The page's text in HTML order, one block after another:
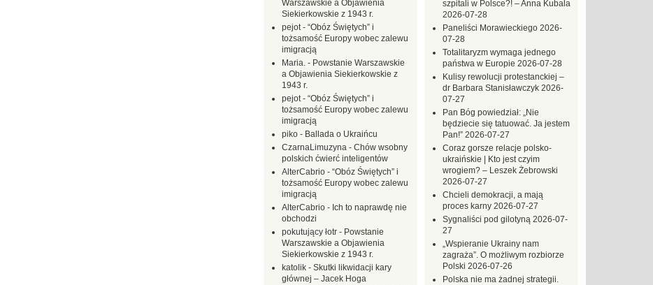
szpitali w Polsce?! – Anna Kubala
2026-07-28
Paneliści Morawieckiego 2026-
07-28
Totalitaryzm wymaga jednego
państwa w Europie 2026-07-28
Kulisy rewolucji protestanckiej –
dr Barbara Stanisławczyk 2026-
07-27
Pan Bóg powiedział: „Nie
będziecie się tatuować. Ja jestem
Pan!” 2026-07-27
Coraz gorsze relacje polsko-
ukraińskie | Kto jest czyim
wrogiem? – Leszek Żebrowski
2026-07-27
Chcieli demokracji, a mają
proces karny 2026-07-27
Sygnaliści pod gilotyną 2026-07-
27
„Wspieranie Ukrainy nam
zagraża”. O możliwym rozbiorze
Polski 2026-07-26
Polska nie ma żadnej strategii.
Warszawskie a Objawienia
Siekierkowskie z 1943 r.
pejot- “Obóz Świętych” i
tożsamość Europy wobec zalewu
imigracją
Maria. - Powstanie Warszawskie
a Objawienia Siekierkowskie z
1943 r.
pejot- “Obóz Świętych” i
tożsamość Europy wobec zalewu
imigracją
piko - Ballada o Ukraińcu
CzarnaLimuzyna - Chów wsobny
polskich ćwierć inteligentów
AlterCabrio - “Obóz Świętych” i
tożsamość Europy wobec zalewu
imigracją
AlterCabrio - Ich to naprawdę nie
obchodzi
pokutujący łotr - Powstanie
Warszawskie a Objawienia
Siekierkowskie z 1943 r.
katolik - Skutki likwidacji kary
głównej – Jacek Hoga